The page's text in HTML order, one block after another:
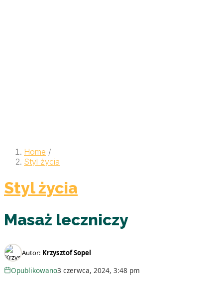
Home /
Styl życia
Styl życia
Masaż leczniczy
Autor: Krzysztof Sopel
Opublikowano3 czerwca, 2024, 3:48 pm